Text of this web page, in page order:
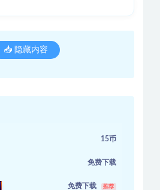
📥 隐藏内容
15币
免费下载
免费下载 推荐